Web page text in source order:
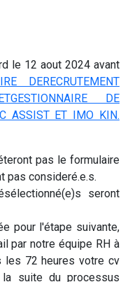
le 12 aout 2024 avant
DERECRUTEMENT
DE
ASSIST ET IMO KIN.
pas le formulaire
pas consideré.e.s.
seront
pour l'étape suivante,
par notre équipe RH à
les 72 heures votre cv
suite du processus